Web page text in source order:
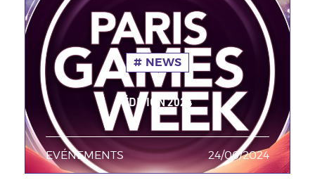
NEWS
ÉDITION 2024
TAGS MINEURES
EVÉNEMENTS Date
24/06/2024